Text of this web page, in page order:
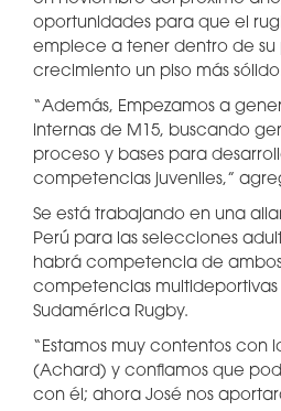
oportunidades para que el
empiece a tener dentro de su
crecimiento un piso más
“Además, Empezamos a
internas de M15, buscando
proceso y bases para
competencias juveniles,”
Se está trabajando en una
Perú para las selecciones
habrá competencia de
competencias
Sudamérica Rugby.
“Estamos muy contentos con
(Achard) y confiamos que
con él; ahora José nos